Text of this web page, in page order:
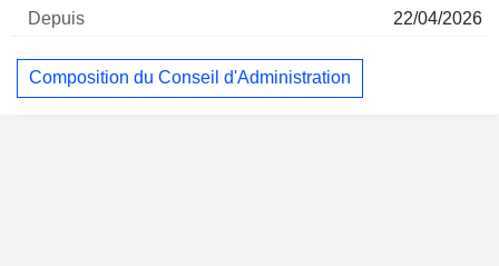
22/04/2026
Composition du Conseil d'Administration